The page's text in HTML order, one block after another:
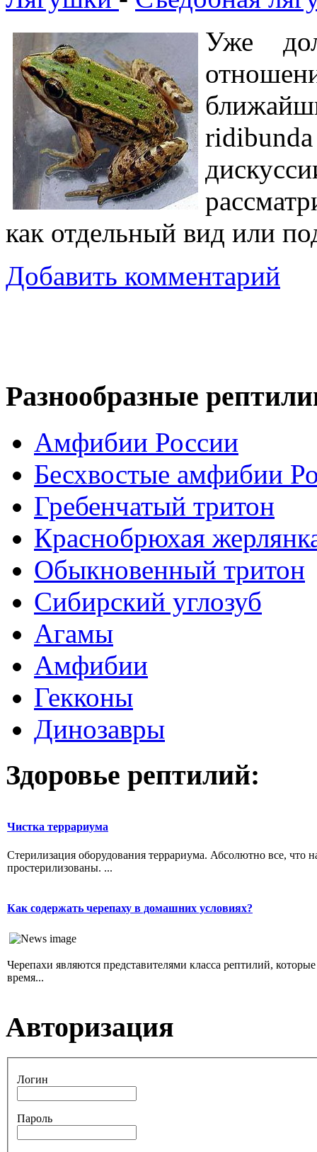
Уже
как отдельный вид или
Добавить комментарий
Разнообразные
Амфибии России
Бесхвостые амфибии
Гребенчатый тритон
Краснобрюхая
Обыкновенный тритон
Сибирский углозуб
Агамы
Амфибии
Гекконы
Динозавры
Здоровье рептилий:
Чистка террариума
Стерилизация оборудования террариума. Абсолютно все, что
простерилизованы. ...
Как содержать черепаху в домашних условиях?
Черепахи являются представителями класса рептилий,
время...
Авторизация
Логин
Пароль